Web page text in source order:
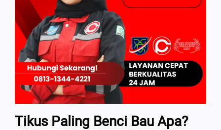
Tikus Paling Benci Bau Apa?